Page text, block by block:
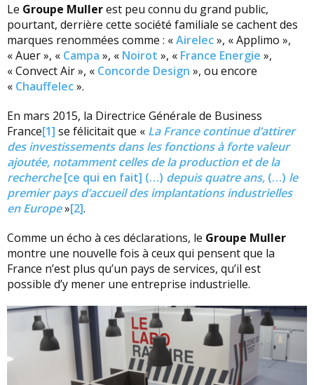
Le Groupe Mullerest peu connu du grand public,
pourtant, derrière cette société familiale se cachent des
marques renommées comme : «Airelec», « Applimo »,
« Auer », « Campa », « Noirot », « France Energie »,
« Convect Air », « Concorde Design », ou encore
« Chauffelec».
En mars 2015, la Directrice Générale de Business
France[1] se félicitait que « La France continue d’attirer
des investissements dans les fonctions à forte valeur
ajoutée, notamment celles de la production et de la
recherche[ce qui en fait] (…) depuis quatre ans, (…) le
premier pays d’accueil des implantations industrielles
en Europe»[2].
Comme un écho à ces déclarations, le Groupe Muller
montre une nouvelle fois à ceux qui pensent que la
France n’est plus qu’un pays de services, qu’il est
possible d’y mener une entreprise industrielle.